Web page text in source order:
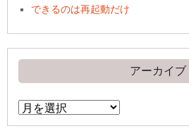
できるのは再起動だけ
アーカイブ
ア
ー